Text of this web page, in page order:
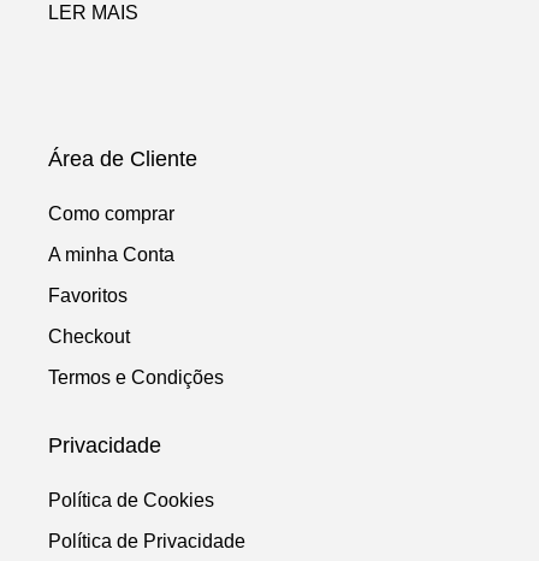
LER MAIS
Área de Cliente
Como comprar
A minha Conta
Favoritos
Checkout
Termos e Condições
Privacidade
Política de Cookies
Política de Privacidade